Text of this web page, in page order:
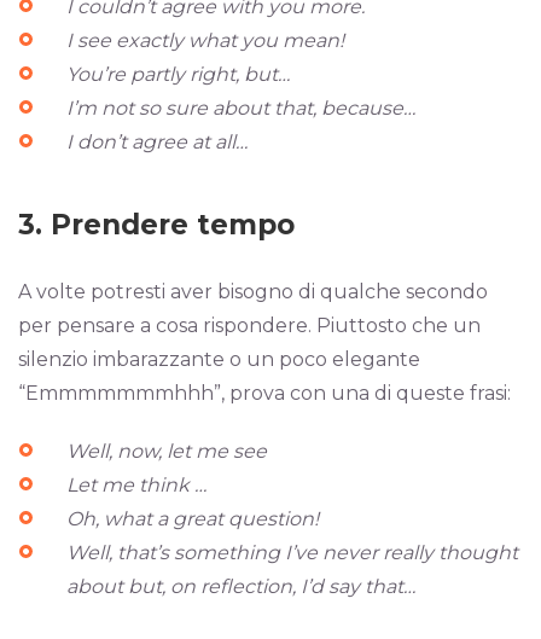
I couldn’t agree with you more.
I see exactly what you mean!
You’re partly right, but…
I’m not so sure about that, because…
I don’t agree at all…
3. Prendere tempo
A volte potresti aver bisogno di qualche secondo
per pensare a cosa rispondere. Piuttosto che un
silenzio imbarazzante o un poco elegante
“Emmmmmmmhhh”, prova con una di queste frasi:
Well, now, let me see
Let me think …
Oh, what a great question!
Well, that’s something I’ve never really thought
about but, on reflection, I’d say that…